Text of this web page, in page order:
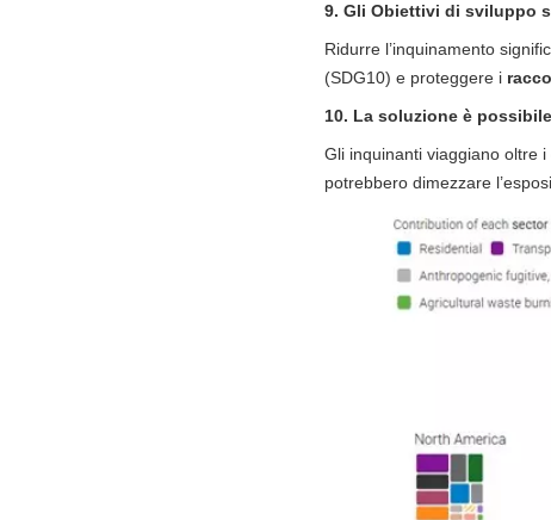
9. Gli Obiettivi di sviluppo
Ridurre l’inquinamento
(SDG10) e proteggere i
10. La soluzione è
Gli inquinanti viaggiano oltre
potrebbero dimezzare